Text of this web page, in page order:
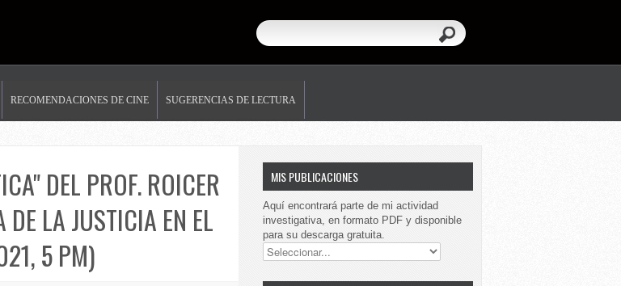
RECOMENDACIONES DE CINE SUGERENCIAS DE LECTURA
DEL PROF. ROICER
LA JUSTICIA EN EL
5 PM)
MIS PUBLICACIONES
Aquí encontrará parte de mi actividad
investigativa, en formato PDF y disponible
para su descarga gratuita.